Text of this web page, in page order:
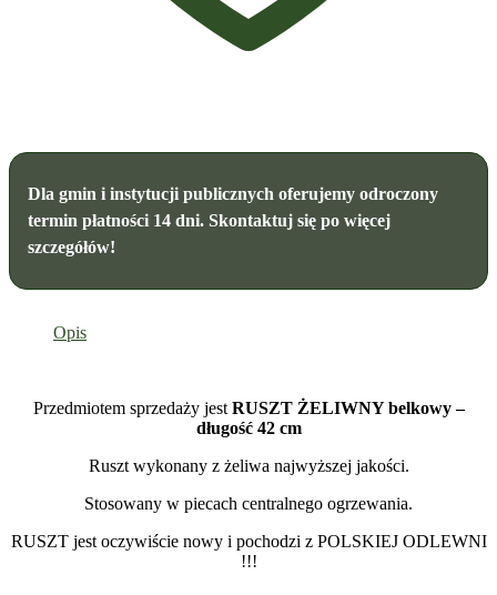
Dla gmin i instytucji publicznych oferujemy odroczony
termin płatności 14 dni. Skontaktuj się po więcej
szczegółów!
Opis
Przedmiotem sprzedaży jest RUSZT ŻELIWNY belkowy –
długość 42 cm
Ruszt wykonany z żeliwa najwyższej jakości.
Stosowany w piecach centralnego ogrzewania.
RUSZT jest oczywiście nowy i pochodzi z POLSKIEJ ODLEWNI
!!!